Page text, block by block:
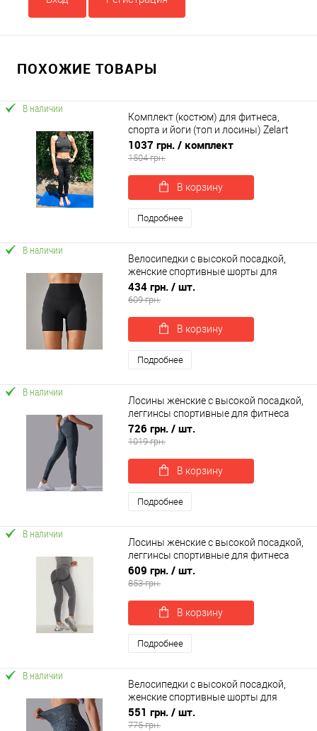
ПОХОЖИЕ ТОВАРЫ
В наличии
Комплект (костюм) для фитнеса,
спорта и йоги (топ и лосины) Zelart
(CO-8175)
1037 грн. / комплект
1504 грн.
В корзину
Подробнее
В наличии
Велосипедки с высокой посадкой,
женские спортивные шорты для
фитнеса и йоги OSPORT (os-0003-1)
434 грн. / шт.
609 грн.
В корзину
Подробнее
В наличии
Лосины женские с высокой посадкой,
леггинсы спортивные для фитнеса
(yoga leggings) OSPORT (os-0005-1)
726 грн. / шт.
1019 грн.
В корзину
Подробнее
В наличии
Лосины женские с высокой посадкой,
леггинсы спортивные для фитнеса
OSPORT (os-0007-1)
609 грн. / шт.
853 грн.
В корзину
Подробнее
В наличии
Велосипедки с высокой посадкой,
женские спортивные шорты для
фитнеса и йоги OSPORT (os-0004-1)
551 грн. / шт.
775 грн.